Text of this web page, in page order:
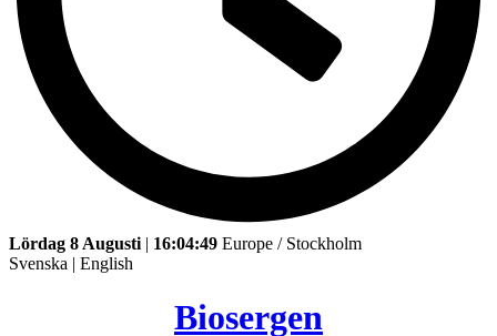
Lördag 8 Augusti | 16:04:49 Europe / Stockholm
Svenska | English
Biosergen